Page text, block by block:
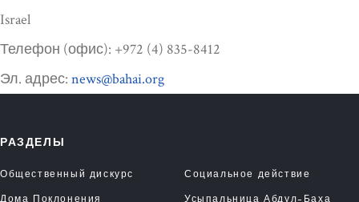
Israel
Телефон (офис): +972 (4) 835-8412
Эл. адрес: news@bahai.org
РАЗДЕЛЫ
Общественный дискурс
Социальное действие
Дома Поклонения
Усыпальница Абдул-Баха